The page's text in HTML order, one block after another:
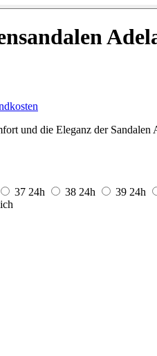
und die Eleganz der
37 24h 38 24h 39 24h